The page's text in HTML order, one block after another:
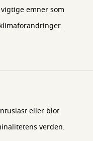
emner som
eller blot
verden.